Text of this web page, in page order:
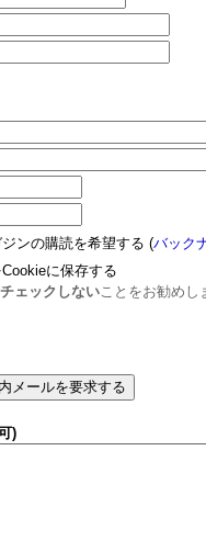
ンの購読を希望する (バック
に保存する
チェックしないことをお勧めし
)